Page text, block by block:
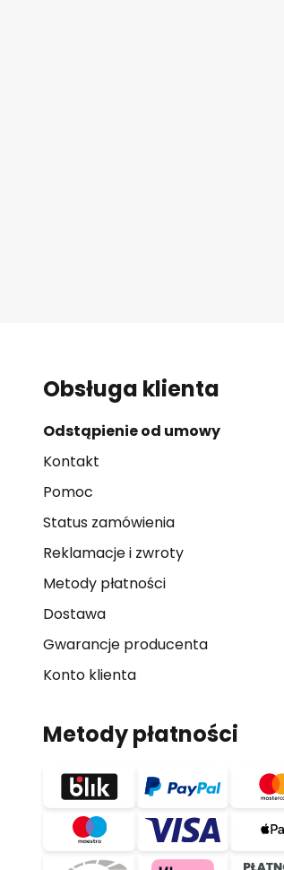
Obsługa klienta
Odstąpienie od umowy
Kontakt
Pomoc
Status zamówienia
Reklamacje i zwroty
Metody płatności
Dostawa
Gwarancje producenta
Konto klienta
Metody płatności